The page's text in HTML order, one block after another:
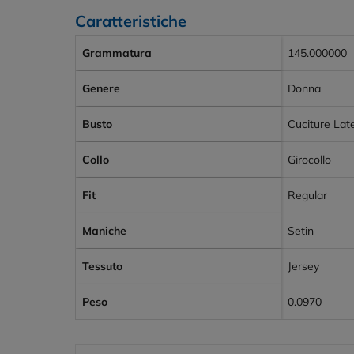
Caratteristiche
Grammatura 145.000000
Genere Donna
Busto Cuciture
Collo Girocollo
Fit Regular
Maniche Setin
Tessuto Jersey
Peso 0.0970